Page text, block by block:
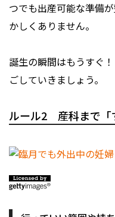
つでも出産可能な準備
かしくありません。
誕生の瞬間はもうすぐ
ごしていきましょう。
ルール2 産科まで「